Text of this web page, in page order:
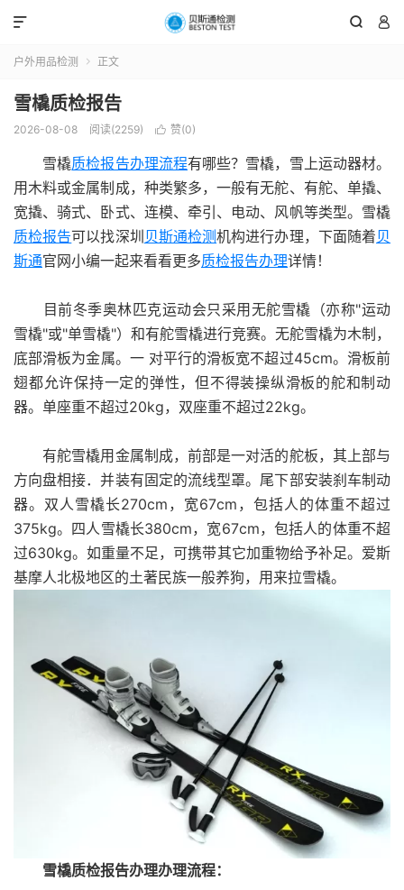
 

户外用品检测  正文
雪橇质检报告
2026-08-08 阅读(2259)  赞(0)
雪橇质检报告办理流程有哪些？雪橇，雪上运动器材。
用木料或金属制成，种类繁多，一般有无舵、有舵、单撬、
宽撬、骑式、卧式、连模、牵引、电动、风帆等类型。雪橇
质检报告可以找深圳 贝斯通检测机构进行办理，下面随着贝
斯通官网小编一起来看看更多质检报告办理详情！
目前冬季奥林匹克运动会只采用无舵雪橇（亦称"运动
雪橇"或"单雪橇"）和有舵雪橇进行竞赛。无舵雪橇为木制，
底部滑板为金属。一 对平行的滑板宽不超过45cm。滑板前
翅都允许保持一定的弹性，但不得装操纵滑板的舵和制动
器。单座重不超过20kg，双座重不超过22kg。
有舵雪橇用金属制成，前部是一对活的舵板，其上部与
方向盘相接．并装有固定的流线型罩。尾下部安装刹车制动
器。双人雪橇长270cm，宽67cm，包括人的体重不超过
375kg。四人雪橇长380cm，宽67cm，包括人的体重不超
过630kg。如重量不足，可携带其它加重物给予补足。爱斯
基摩人北极地区的土著民族一般养狗，用来拉雪橇。
雪橇质检报告办理办理流程：